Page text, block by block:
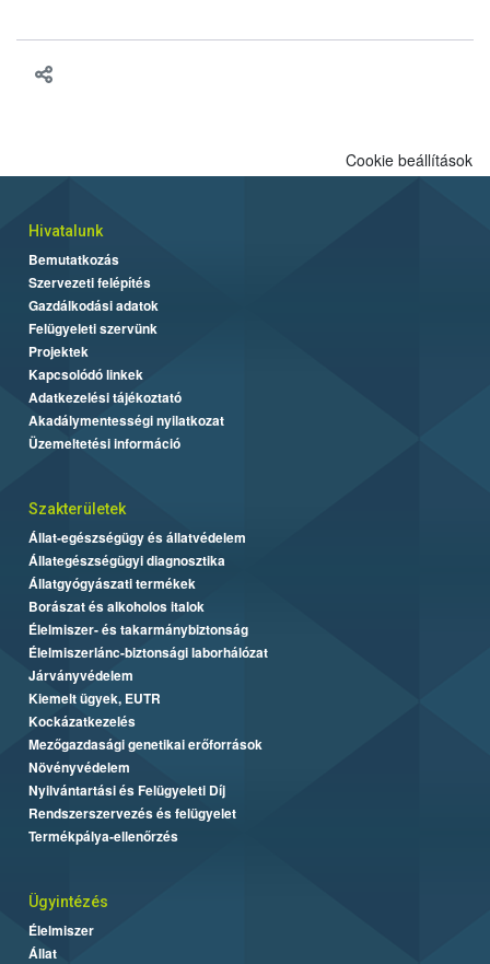
Cookie beállítások
Hivatalunk
Bemutatkozás
Szervezeti felépítés
Gazdálkodási adatok
Felügyeleti szervünk
Projektek
Kapcsolódó linkek
Adatkezelési tájékoztató
Akadálymentességi nyilatkozat
Üzemeltetési információ
Szakterületek
Állat-egészségügy és állatvédelem
Állategészségügyi diagnosztika
Állatgyógyászati termékek
Borászat és alkoholos italok
Élelmiszer- és takarmánybiztonság
Élelmiszerlánc-biztonsági laborhálózat
Járványvédelem
Kiemelt ügyek, EUTR
Kockázatkezelés
Mezőgazdasági genetikai erőforrások
Növényvédelem
Nyilvántartási és Felügyeleti Díj
Rendszerszervezés és felügyelet
Termékpálya-ellenőrzés
Ügyintézés
Élelmiszer
Állat